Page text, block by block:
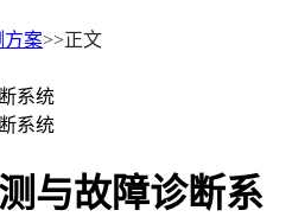
方案>>正文
与故障诊断系